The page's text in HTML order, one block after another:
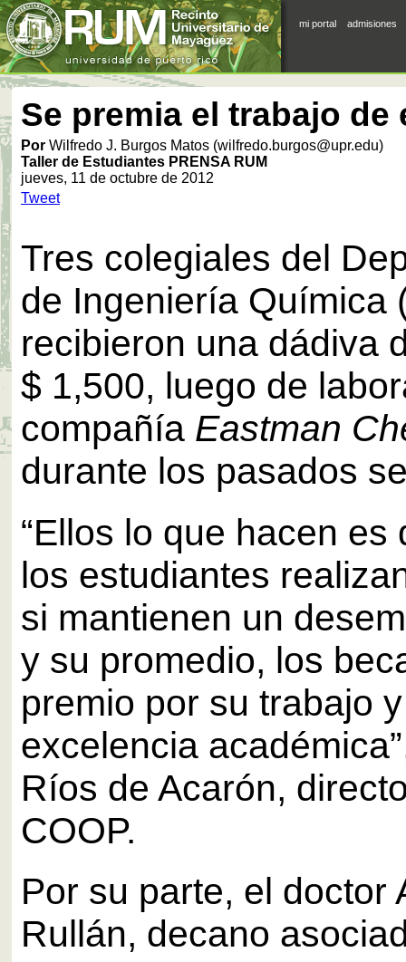
mi portal admisiones
Se premia el trabajo de
Por Wilfredo J. Burgos Matos (wilfredo.burgos@upr.edu)
Taller de Estudiantes PRENSA RUM
jueves, 11 de octubre de 2012
Tweet
Tres colegiales del
de Ingeniería Química
recibieron una dádiva
$ 1,500, luego de
compañía Eastman
durante los pasados
“Ellos lo que hacen es
los estudiantes
si mantienen un
y su promedio, los
premio por su trabajo
excelencia
Ríos de Acarón,
COOP.
Por su parte, el doctor
Rullán, decano